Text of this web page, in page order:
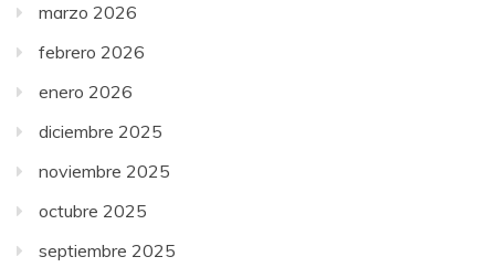
marzo 2026
febrero 2026
enero 2026
diciembre 2025
noviembre 2025
octubre 2025
septiembre 2025